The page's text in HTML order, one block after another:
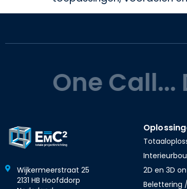
One Call...
Wijkermeerstraat 25
2131 HB Hoofddorp
2D en 3D
Belettering